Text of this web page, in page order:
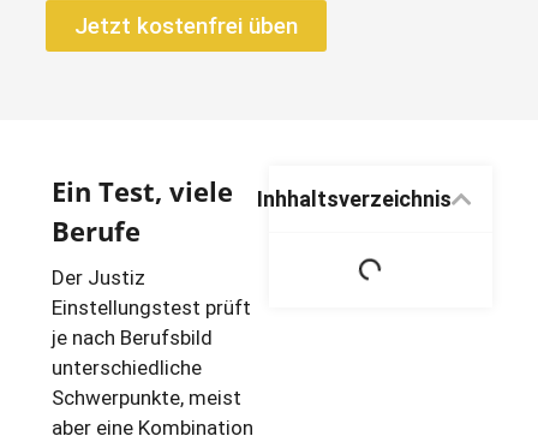
Jetzt kostenfrei üben
Ein Test, viele
Berufe
Der Justiz
Einstellungstest prüft
je nach Berufsbild
unterschiedliche
Schwerpunkte, meist
aber eine Kombination
Inhhaltsverzeichnis